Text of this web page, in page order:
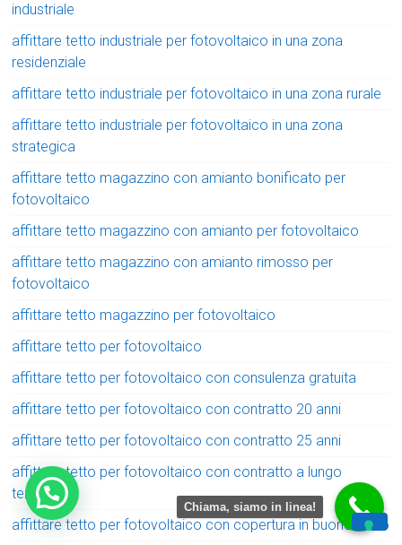
industriale
affittare tetto industriale per fotovoltaico in una zona
residenziale
affittare tetto industriale per fotovoltaico in una zona rurale
affittare tetto industriale per fotovoltaico in una zona
strategica
affittare tetto magazzino con amianto bonificato per
fotovoltaico
affittare tetto magazzino con amianto per fotovoltaico
affittare tetto magazzino con amianto rimosso per
fotovoltaico
affittare tetto magazzino per fotovoltaico
affittare tetto per fotovoltaico
affittare tetto per fotovoltaico con consulenza gratuita
affittare tetto per fotovoltaico con contratto 20 anni
affittare tetto per fotovoltaico con contratto 25 anni
affittare tetto per fotovoltaico con contratto a lungo
termine
affittare tetto per fotovoltaico con copertura in buono stato
Chiama, siamo in linea!